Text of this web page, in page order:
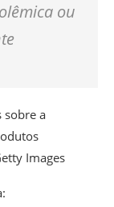
ou
sobre a
Images